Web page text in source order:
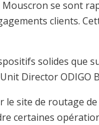
Mouscron se sont
clients.
solides que
Director ODIGO
site de routage
certaines